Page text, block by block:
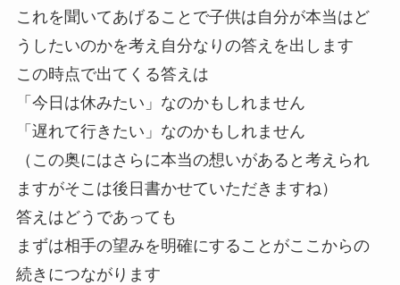
これを聞いてあげることで子供は自分が本当はど
うしたいのかを考え自分なりの答えを出します
この時点で出てくる答えは
「今日は休みたい」なのかもしれません
「遅れて行きたい」なのかもしれません
（この奥にはさらに本当の想いがあると考えられ
ますがそこは後日書かせていただきますね）
答えはどうであっても
まずは相手の望みを明確にすることがここからの
続きにつながります